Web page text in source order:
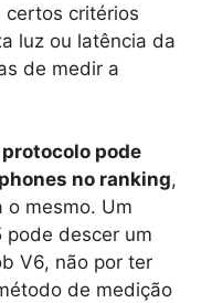
critérios
luz ou latência da
de medir a
pode
no ranking,
o mesmo. Um
pode descer um
V6, não por ter
de medição